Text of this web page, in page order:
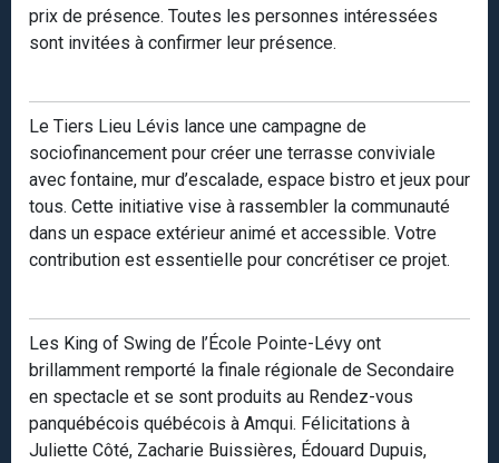
prix de présence. Toutes les personnes intéressées
sont invitées à confirmer leur présence.
Le Tiers Lieu Lévis lance une campagne de
sociofinancement pour créer une terrasse conviviale
avec fontaine, mur d’escalade, espace bistro et jeux pour
tous. Cette initiative vise à rassembler la communauté
dans un espace extérieur animé et accessible. Votre
contribution est essentielle pour concrétiser ce projet.
Les King of Swing de l’École Pointe-Lévy ont
brillamment remporté la finale régionale de Secondaire
en spectacle et se sont produits au Rendez-vous
panquébécois québécois à Amqui. Félicitations à
Juliette Côté, Zacharie Buissières, Édouard Dupuis,